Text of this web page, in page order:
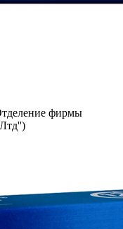
фирмы